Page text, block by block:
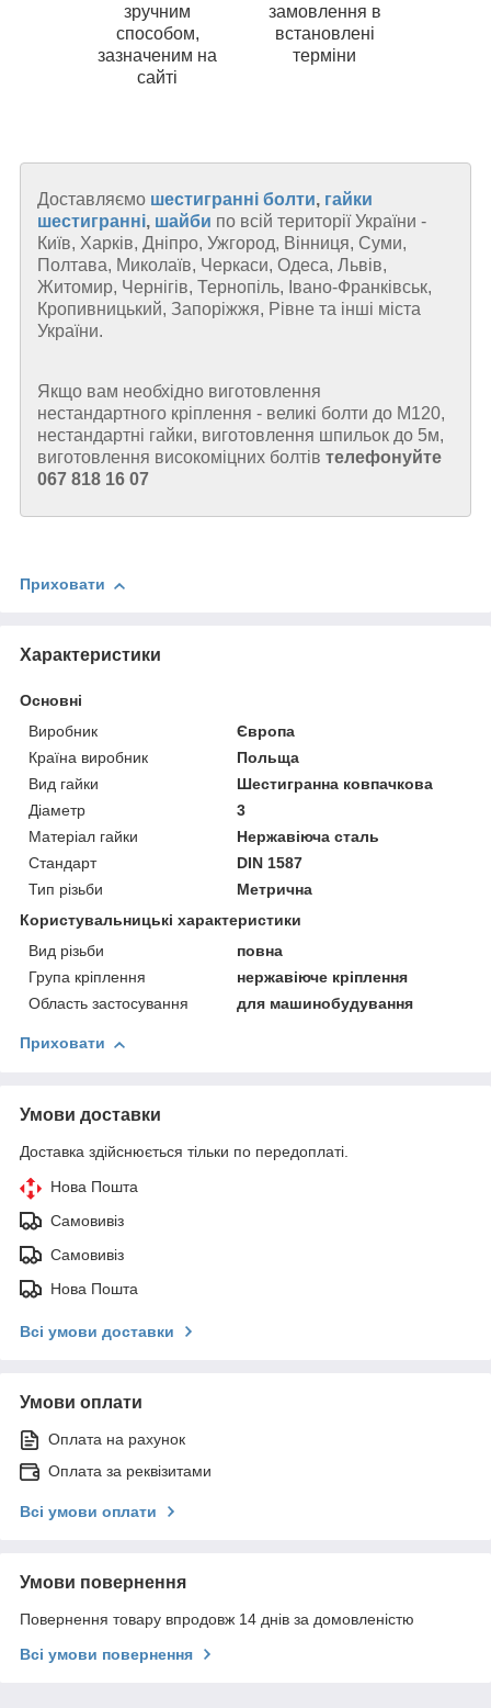
зручним
способом,
зазначеним на
сайті
замовлення в
встановлені
терміни
Доставляємо шестигранні болти, гайки
шестигранні, шайби по всій території України -
Київ, Харків, Дніпро, Ужгород, Вінниця, Суми,
Полтава, Миколаїв, Черкаси, Одеса, Львів,
Житомир, Чернігів, Тернопіль, Івано-Франківськ,
Кропивницький, Запоріжжя, Рівне та інші міста
України.
Якщо вам необхідно виготовлення
нестандартного кріплення - великі болти до М120,
нестандартні гайки, виготовлення шпильок до 5м,
виготовлення високоміцних болтів телефонуйте
067 818 16 07
Приховати
Характеристики
Основні
Виробник
Європа
Країна виробник
Польща
Вид гайки
Шестигранна ковпачкова
Діаметр
3
Матеріал гайки
Нержавіюча сталь
Стандарт
DIN 1587
Тип різьби
Метрична
Користувальницькі характеристики
Вид різьби
повна
Група кріплення
нержавіюче кріплення
Область застосування
для машинобудування
Приховати
Умови доставки
Доставка здійснюється тільки по передоплаті.
Нова Пошта
Самовивіз
Самовивіз
Нова Пошта
Всі умови доставки
Умови оплати
Оплата на рахунок
Оплата за реквізитами
Всі умови оплати
Умови повернення
Повернення товару впродовж 14 днів за домовленістю
Всі умови повернення